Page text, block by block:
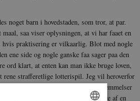
noget barn i hovedstaden, som tror, at par.
saa viser oplysningen, at vi har faaet en
hvis praktisering er vilkaarlig. Blot med nogle
ene side og nogle ganske faa sager paa den
ord klart, at enten kan man ikke bruge loven,
rene strafferetlige lotterispil. Jeg vil heroverfor
ikke bør have straffebestemmelser
Ud af f. eks. 1000 overtrædere af en